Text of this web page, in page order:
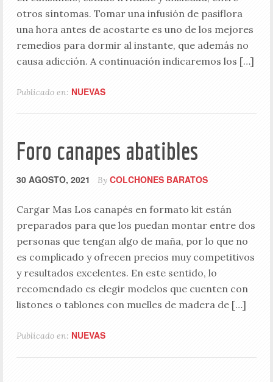
otros síntomas. Tomar una infusión de pasiflora
una hora antes de acostarte es uno de los mejores
remedios para dormir al instante, que además no
causa adicción. A continuación indicaremos los […]
Publicado en: NUEVAS
Foro canapes abatibles
30 AGOSTO, 2021 By COLCHONES BARATOS
Cargar Mas Los canapés en formato kit están
preparados para que los puedan montar entre dos
personas que tengan algo de maña, por lo que no
es complicado y ofrecen precios muy competitivos
y resultados excelentes. En este sentido, lo
recomendado es elegir modelos que cuenten con
listones o tablones con muelles de madera de […]
Publicado en: NUEVAS